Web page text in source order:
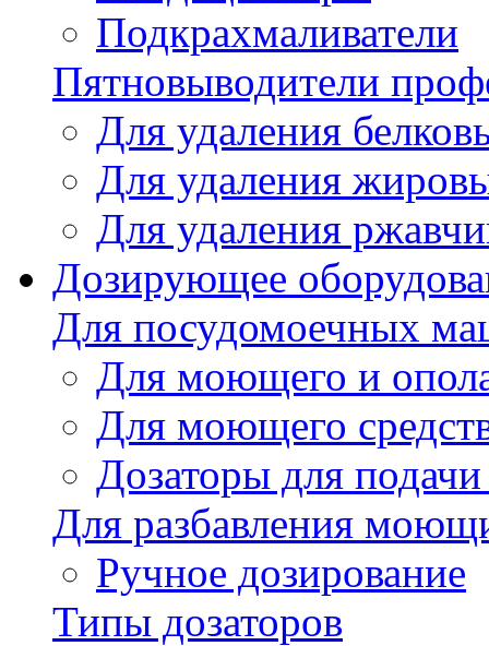
Подкрахмаливатели
Пятновыводители
Для удаления
Для удаления
Для удаления
Дозирующее
Для посудомоечных
Для моющего и
Для моющего
Дозаторы для
Для разбавления
Ручное дозирование
Типы дозаторов